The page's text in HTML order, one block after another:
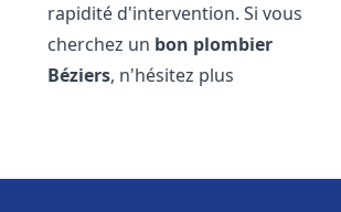
rapidité d'intervention. Si vous
cherchez un bon plombier
Béziers, n'hésitez plus